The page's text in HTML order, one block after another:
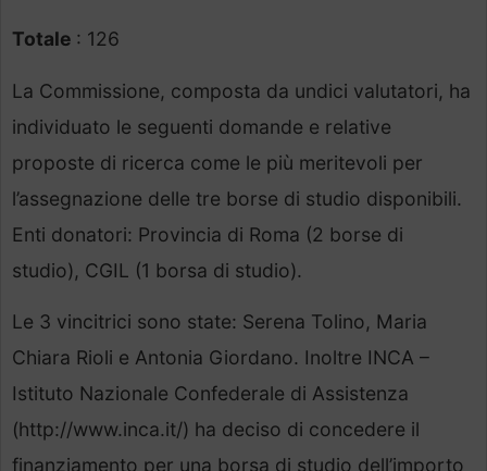
Totale : 126
La Commissione, composta da undici valutatori, ha
individuato le seguenti domande e relative
proposte di ricerca come le più meritevoli per
l’assegnazione delle tre borse di studio disponibili.
Enti donatori: Provincia di Roma (2 borse di
studio), CGIL (1 borsa di studio).
Le 3 vincitrici sono state: Serena Tolino, Maria
Chiara Rioli e Antonia Giordano. Inoltre INCA –
Istituto Nazionale Confederale di Assistenza
(http://www.inca.it/) ha deciso di concedere il
finanziamento per una borsa di studio dell’importo